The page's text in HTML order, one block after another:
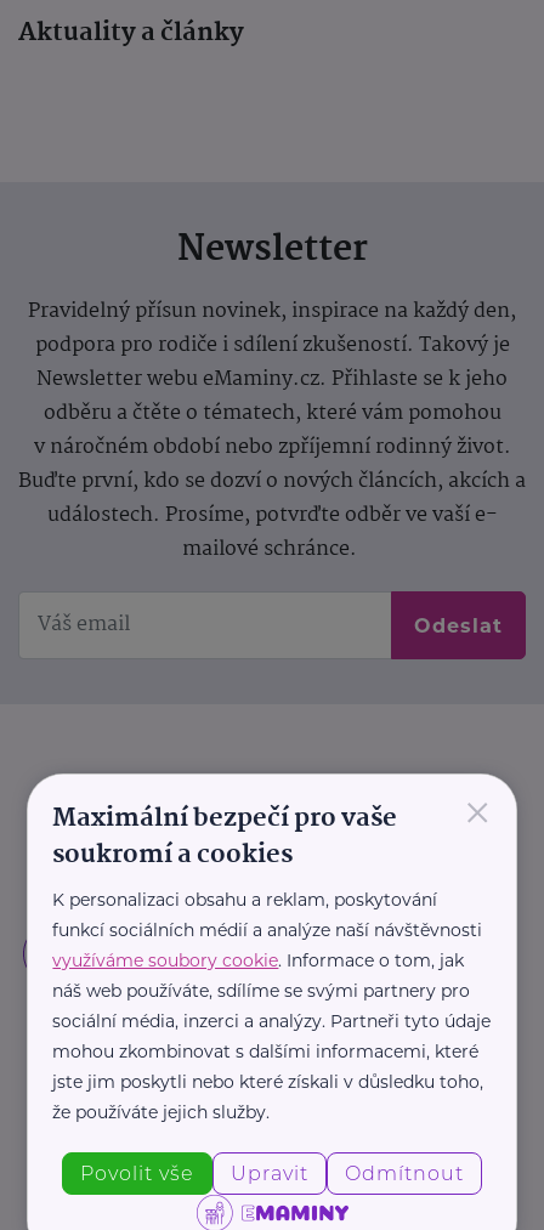
Aktuality a články
Newsletter
Pravidelný přísun novinek, inspirace na každý den,
podpora pro rodiče i sdílení zkušeností. Takový je
Newsletter webu eMaminy.cz. Přihlaste se k jeho
odběru a čtěte o tématech, které vám pomohou
v náročném období nebo zpříjemní rodinný život.
Buďte první, kdo se dozví o nových článcích, akcích a
událostech. Prosíme, potvrďte odběr ve vaší e-
mailové schránce.
Odeslat
×
Maximální bezpečí pro vaše
soukromí a cookies
K personalizaci obsahu a reklam, poskytování
funkcí sociálních médií a analýze naší návštěvnosti
využíváme soubory cookie. Informace o tom, jak
náš web používáte, sdílíme se svými partnery pro
sociální média, inzerci a analýzy. Partneři tyto údaje
mohou zkombinovat s dalšími informacemi, které
jste jim poskytli nebo které získali v důsledku toho,
že používáte jejich služby.
Povolit vše Upravit Odmítnout